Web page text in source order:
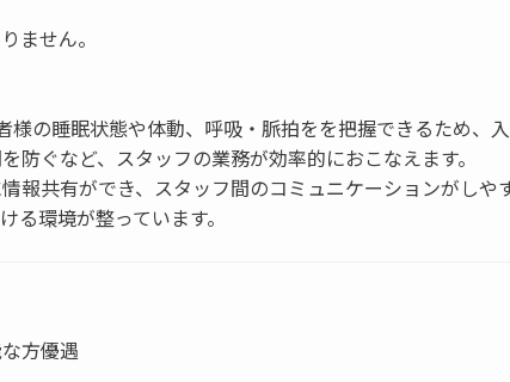
ません。
様の睡眠状態や体動、呼吸・脈拍をを把握できるため、
ぐなど、スタッフの業務が効率的におこなえます。
報共有ができ、スタッフ間のコミュニケーションがしや
る環境が整っています。
方優遇